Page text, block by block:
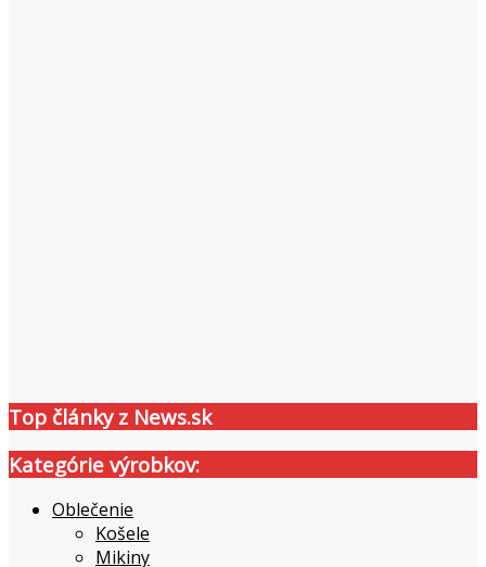
Top články z News.sk
Kategórie výrobkov:
Oblečenie
Košele
Mikiny